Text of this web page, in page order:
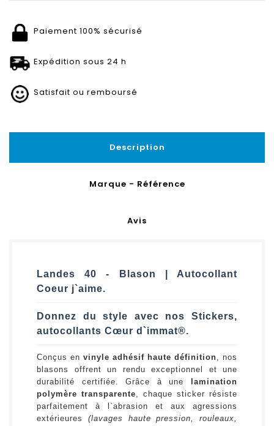
Paiement 100% sécurisé
Expédition sous 24 h
Satisfait ou remboursé
Description
Marque - Référence
Avis
Landes 40 - Blason | Autocollant
Coeur j`aime.
Donnez du style avec nos Stickers,
autocollants Cœur d`immat®.
Conçus en vinyle adhésif haute définition , nos
blasons offrent un rendu exceptionnel et une
durabilité certifiée. Grâce à une
lamination
polymère transparente , chaque sticker résiste
parfaitement à l`abrasion et aux agressions
extérieures (lavages haute pression, rouleaux,